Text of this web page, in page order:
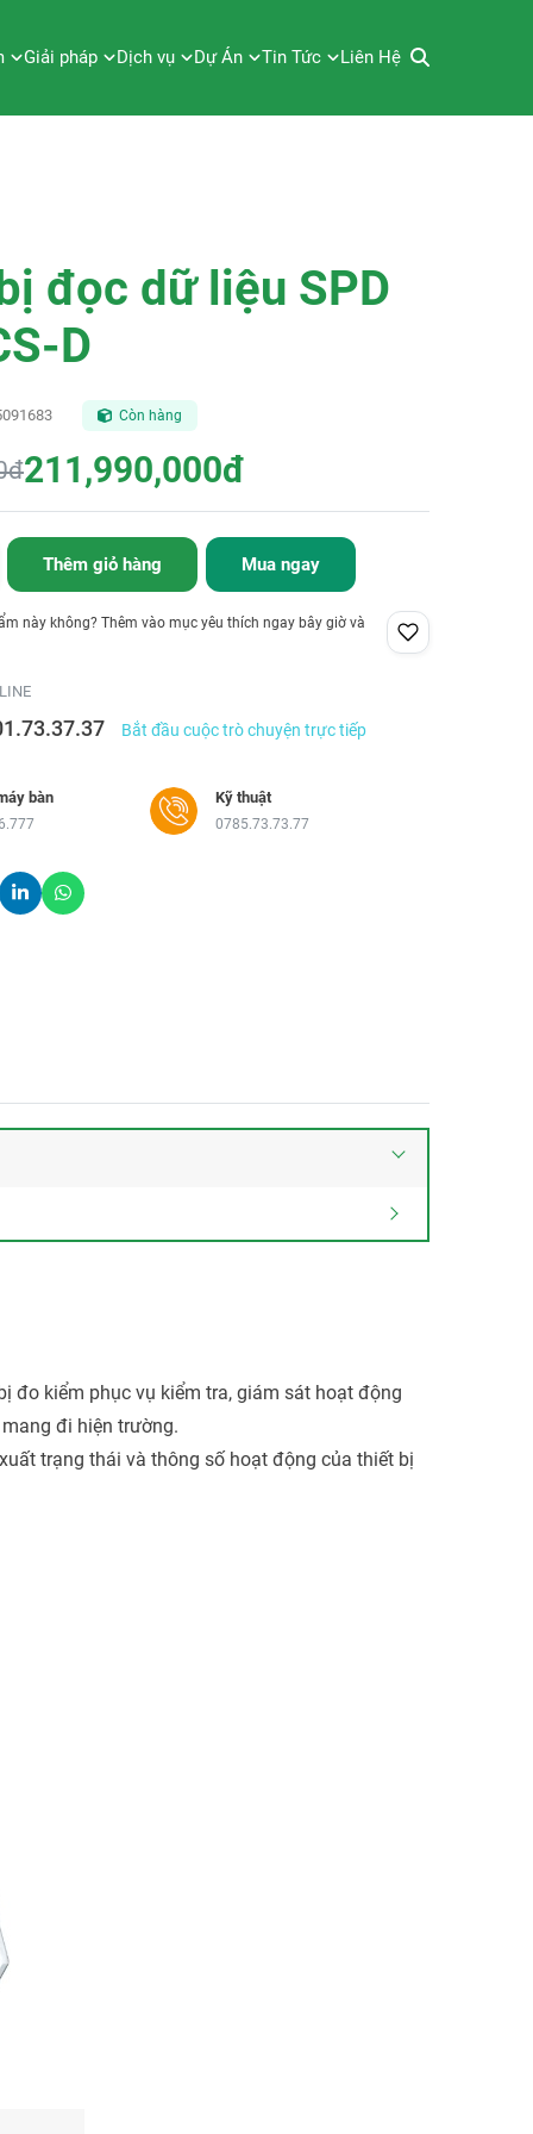
Giải pháp Dịch vụ Dự Án Tin Tức Liên Hệ
đọc dữ liệu SPD
D
Còn hàng
211,990,000đ
Thêm giỏ hàng Mua ngay
này không? Thêm vào mục yêu thích ngay bây giờ và
Bắt đầu cuộc trò chuyện trực tiếp
bàn Kỹ thuật
0785.73.73.77
đo kiểm phục vụ kiểm tra, giám sát hoạt động
đi hiện trường.
trạng thái và thông số hoạt động của thiết bị